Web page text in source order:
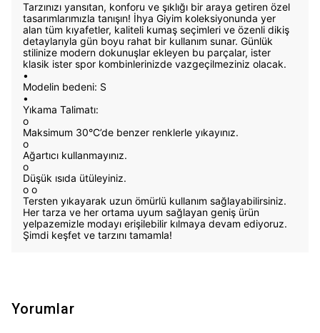
Tarzınızı yansıtan, konforu ve şıklığı bir araya getiren özel
tasarımlarımızla tanışın! İhya Giyim koleksiyonunda yer
alan tüm kıyafetler, kaliteli kumaş seçimleri ve özenli dikiş
detaylarıyla gün boyu rahat bir kullanım sunar. Günlük
stilinize modern dokunuşlar ekleyen bu parçalar, ister
klasik ister spor kombinlerinizde vazgeçilmeziniz olacak.
•
Modelin bedeni: S
•
Yıkama Talimatı:
o
Maksimum 30°C’de benzer renklerle yıkayınız.
o
Ağartıcı kullanmayınız.
o
Düşük ısıda ütüleyiniz.
o o
Tersten yıkayarak uzun ömürlü kullanım sağlayabilirsiniz.
Her tarza ve her ortama uyum sağlayan geniş ürün
yelpazemizle modayı erişilebilir kılmaya devam ediyoruz.
Şimdi keşfet ve tarzını tamamla!
Yorumlar